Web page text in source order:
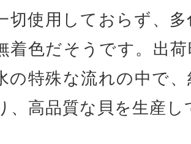
切使用しておらず、
着色だそうです。出
の特殊な流れの中で
、高品質な貝を生産